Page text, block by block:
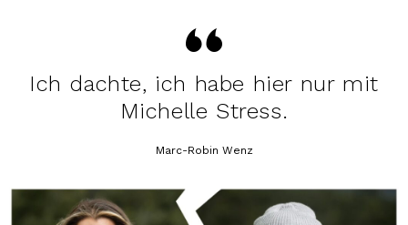
Ich dachte, ich habe hier nur mit
Michelle Stress.
Marc-Robin Wenz